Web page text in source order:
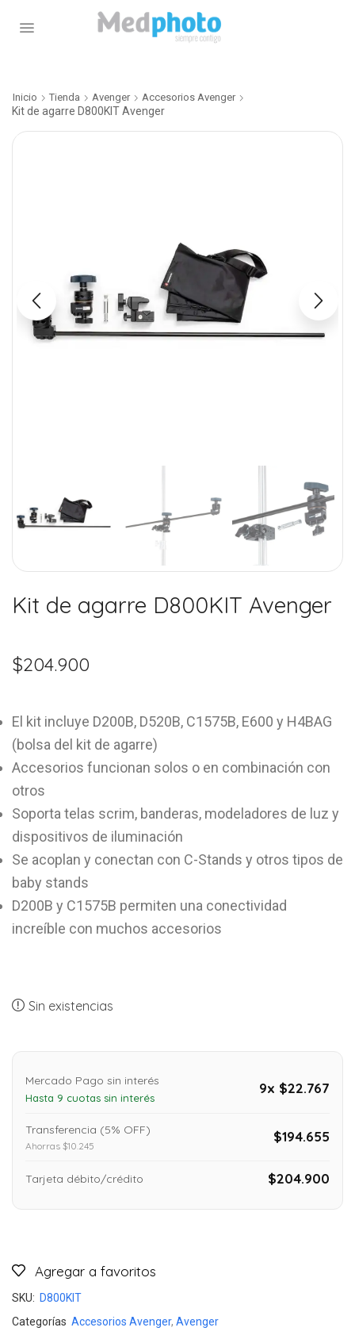
Inicio Tienda Avenger Accesorios Avenger
Kit de agarre D800KIT Avenger
Kit de agarre D800KIT Avenger
$204.900
El kit incluye D200B, D520B, C1575B, E600 y H4BAG
(bolsa del kit de agarre)
Accesorios funcionan solos o en combinación con
otros
Soporta telas scrim, banderas, modeladores de luz y
dispositivos de iluminación
Se acoplan y conectan con C-Stands y otros tipos de
baby stands
D200B y C1575B permiten una conectividad
increíble con muchos accesorios
Sin existencias
Mercado Pago sin interés
Hasta 9 cuotas sin interés
9x $22.767
Transferencia (5% OFF)
Ahorras $10.245
$194.655
Tarjeta débito/crédito $204.900
Agregar a favoritos
SKU: D800KIT
Categorías Accesorios Avenger, Avenger